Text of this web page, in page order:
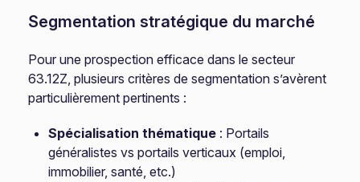
Segmentation stratégique du marché
Pour une prospection efficace dans le secteur
63.12Z, plusieurs critères de segmentation s’avèrent
particulièrement pertinents :
Spécialisation thématique : Portails
généralistes vs portails verticaux (emploi,
immobilier, santé, etc.)